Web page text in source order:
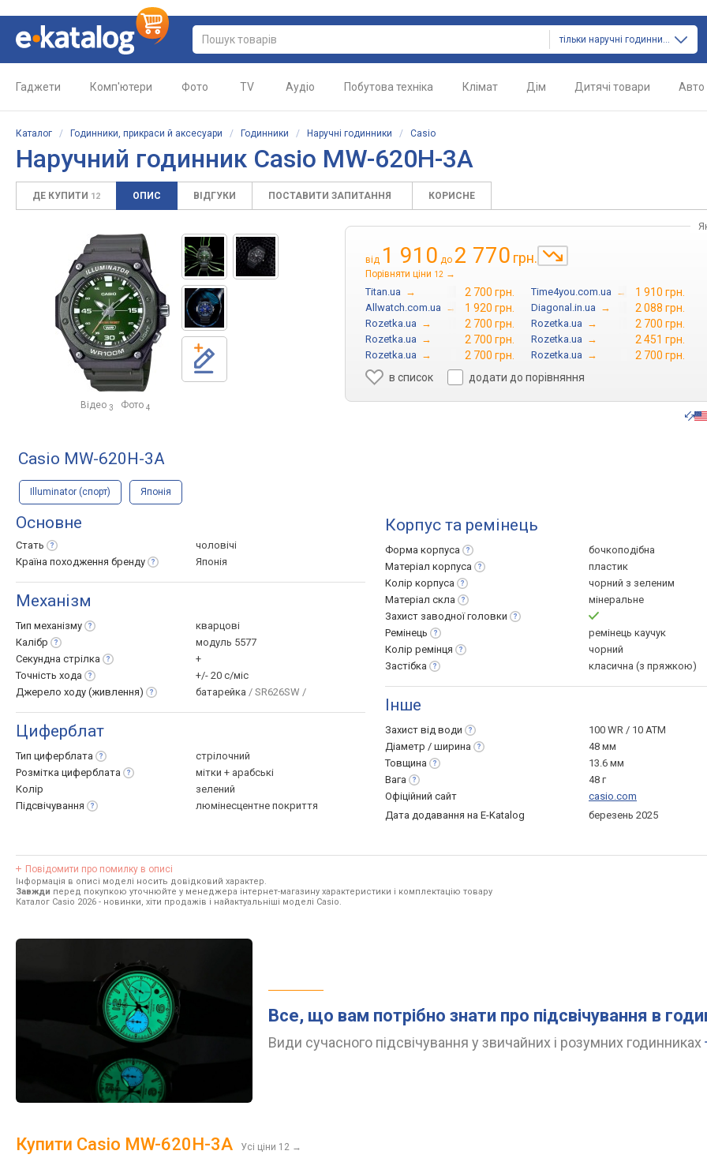
тільки наручні годинники
Гаджети Комп'ютери Фото TV Аудіо Побутова техніка Клімат Дім Дитячі товари Авто
Каталог / Годинники, прикраси й аксесуари / Годинники / Наручні годинники / Casio
Наручний годинник Casio MW-620H-3A
ДЕ КУПИТИ 12 ОПИС ВІДГУКИ ПОСТАВИТИ ЗАПИТАННЯ КОРИСНЕ
Відео 3 Фото 4
від 1 910 до 2 770 грн.
Порівняти ціни 12 →
Titan.ua → 2 700 грн. Time4you.com.ua → 1 910 грн.
Allwatch.com.ua → 1 920 грн. Diagonal.in.ua → 2 088 грн.
Rozetka.ua → 2 700 грн. Rozetka.ua → 2 700 грн.
Rozetka.ua → 2 700 грн. Rozetka.ua → 2 451 грн.
Rozetka.ua → 2 700 грн. Rozetka.ua →
2 700 грн.
в список
додати до порівняння
Casio MW-620H-3A
Illuminator (спорт) Японія
Основне
Стать
чоловічі
Країна походження бренду Японія
Механізм
Тип механізму
кварцові
Калібр
модуль 5577
Секундна стрілка
+
Точність хода
+/- 20 с/міс
Джерело ходу (живлення) батарейка / SR626SW /
Циферблат
Тип циферблата
стрілочний
Розмітка циферблата
мітки + арабські
Колір
зелений
Підсвічування
люмінесцентне покриття
Корпус та ремінець
Форма корпуса
бочкоподібна
Матеріал корпуса
пластик
Колір корпуса
чорний з зеленим
Матеріал скла
мінеральне
Захист заводноїголовки
Ремінець
ремінець каучук
Колір ремінця
чорний
Застібка
класична (з пряжкою)
Інше
Захист від води
100 WR / 10 ATM
Діаметр / ширина
48 мм
Товщина
13.6 мм
Вага
48 г
Офіційний сайт
casio.com
Дата додавання на E-Katalog
березень 2025
Повідомити про помилку в описі
Інформація в описі моделі носить довідковий характер.
Завжди перед покупкою уточнюйте у менеджера інтернет-магазину характеристики і комплектацію товару
Каталог Casio 2026 - новинки, хіти продажів і найактуальніші моделі Casio.
Все, що вам потрібно знати про підсвічування в
Види сучасного підсвічування у звичайних і розумних годинниках
Купити Casio MW-620H-3A Усі ціни 12 →